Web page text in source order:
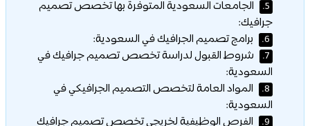
5.
الجامعات السعودية المتوفرة بها تخصص تصميم
جرافيك:
6. برامج تصميم الجرافيك في السعودية:
7.
شروط القبول لدراسة تخصص تصميم جرافيك في
السعودية:
8.
المواد العامة لتخصص التصميم الجرافيكي في
السعودية:
9.
الفرص الوظيفية لخريجي تخصص تصميم جرافيك